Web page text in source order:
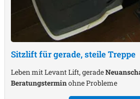
Sitzlift für gerade, steile Treppe
Leben mit Levant Lift, gerade
Beratungsterminohne Probleme